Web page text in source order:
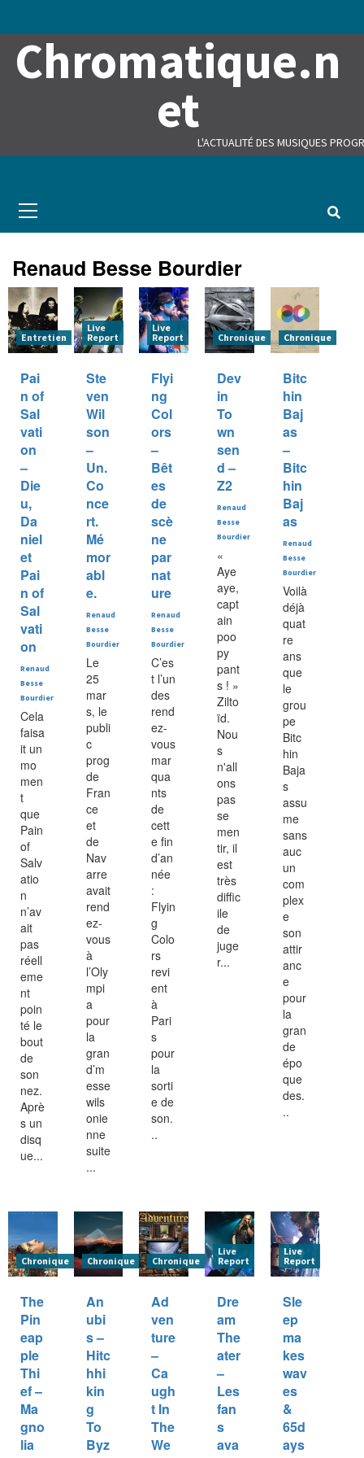
Chromatique.n
et
L'ACTUALITÉ DES MUSIQUES
Menu
Renaud Besse Bourdier
Entretien
Pai
n of
Sal
vati
on
–
Die
u,
Da
niel
et
Pai
n of
Sal
vati
on
Renaud
Besse
Bourdier
Cela
faisa
it un
mo
men
t
que
Pain
of
Salv
atio
n
n’av
ait
pas
réell
eme
nt
poin
té le
bout
de
son
nez.
Aprè
s un
disq
ue...
Live
Report
Ste
ven
Wil
son
–
Un.
Co
nce
rt.
Mé
mor
abl
e.
Renaud
Besse
Bourdier
Le
25
mar
s, le
publi
c
prog
de
Fran
ce
et
de
Nav
arre
avait
rend
ez-
vous
à
l’Oly
mpi
a
pour
la
gran
d’m
esse
wils
onie
nne
suite
...
Live
Report
Flyi
ng
Col
ors
–
Bêt
es
de
scè
ne
par
nat
ure
Renaud
Besse
Bourdier
C’es
t l’un
des
rend
ez-
vous
mar
qua
nts
de
cett
e fin
d’an
née
:
Flyin
g
Colo
rs
revi
ent
à
Pari
s
pour
la
sorti
e de
son.
..
Chronique
Dev
in
To
wn
sen
d –
Z2
Renaud
Besse
Bourdier
«
Aye
aye,
capt
ain
poo
py
pant
s ! »
Zilto
ïd.
Nou
s
n'all
ons
pas
se
men
tir, il
est
très
diffic
ile
de
juge
r...
Chronique
Bitc
hin
Baj
as
–
Bitc
hin
Baj
as
Renaud
Besse
Bourdier
Voilà
déjà
quat
re
ans
que
le
grou
pe
Bitc
hin
Baja
s
assu
me
sans
auc
un
com
plex
e
son
attir
anc
e
pour
la
gran
de
épo
que
des.
..
Chronique
The
Pin
eap
ple
Thi
ef –
Ma
gno
lia
Chronique
An
ubi
s –
Hitc
hhi
kin
g
To
Byz
Chronique
Ad
ven
ture
–
Ca
ugh
t In
The
We
Live
Report
Dre
am
The
ater
–
Les
fan
s
ava
Live
Report
Sle
ep
ma
kes
wav
es
&
65d
ays